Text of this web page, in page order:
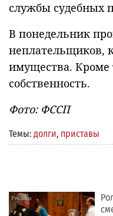
службы судебных
В понедельник
неплательщиков,
имущества. Кроме
собственность.
Фото: ФССП
Темы: долги, приставы